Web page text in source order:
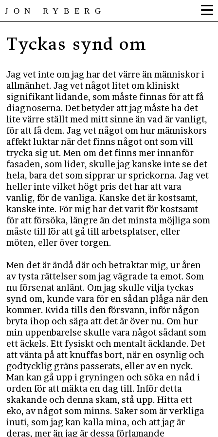
JON RYBERG
Tyckas synd om
Jag vet inte om jag har det värre än människor i
allmänhet. Jag vet något litet om kliniskt
signifikant lidande, som måste finnas för att få
diagnoserna. Det betyder att jag måste ha det
lite värre ställt med mitt sinne än vad är vanligt,
för att få dem. Jag vet något om hur människors
affekt luktar när det finns något ont som vill
trycka sig ut. Men om det finns mer innanför
fasaden, som lider, skulle jag kanske inte se det
hela, bara det som sipprar ur sprickorna. Jag vet
heller inte vilket högt pris det har att vara
vanlig, för de vanliga. Kanske det är kostsamt,
kanske inte. För mig har det varit för kostsamt
för att försöka, längre än det minsta möjliga som
måste till för att gå till arbetsplatser, eller
möten, eller över torgen.
Men det är ändå där och betraktar mig, ur åren
av tysta rättelser som jag vägrade ta emot. Som
nu försenat anlänt. Om jag skulle vilja tyckas
synd om, kunde vara för en sådan plåga när den
kommer. Kvida tills den försvann, inför någon
bryta ihop och säga att det är över nu. Om hur
min uppenbarelse skulle vara något sådant som
ett äckels. Ett fysiskt och mentalt äcklande. Det
att vänta på att knuffas bort, när en osynlig och
godtycklig gräns passerats, eller av en nyck.
Man kan gå upp i gryningen och söka en nåd i
orden för att mäkta en dag till. Inför detta
skakande och denna skam, stå upp. Hitta ett
eko, av något som minns. Saker som är verkliga
inuti, som jag kan kalla mina, och att jag är
deras, mer än jag är dessa förlamande